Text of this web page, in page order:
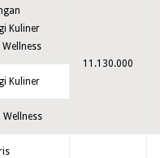
Kuliner
11.130.000
Kuliner
Wellness